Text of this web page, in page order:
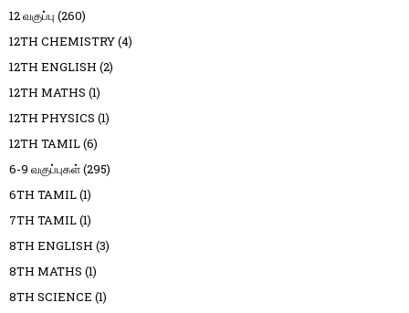
12 வகுப்பு (260)
12TH CHEMISTRY(4)
12TH ENGLISH (2)
12TH MATHS (1)
12TH PHYSICS (1)
12TH TAMIL(6)
6-9 வகுப்புகள்(295)
6TH TAMIL(1)
7TH TAMIL(1)
8TH ENGLISH (3)
8TH MATHS (1)
8TH SCIENCE (1)